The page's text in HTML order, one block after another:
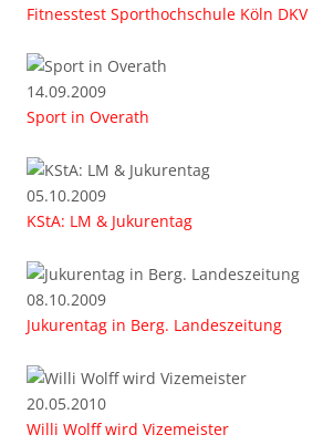
Fitnesstest Sporthochschule Köln DKV
14.09.2009
Sport in Overath
05.10.2009
KStA: LM & Jukurentag
08.10.2009
Jukurentag in Berg. Landeszeitung
20.05.2010
Willi Wolff wird Vizemeister